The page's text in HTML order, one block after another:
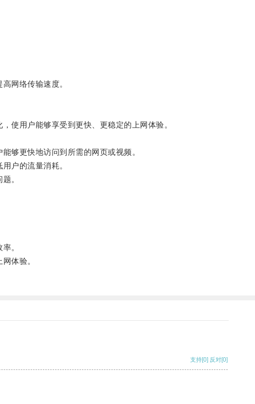
网络传输速度。
用户能够享受到更快、更稳定的上网体验。
够更快地访问到所需的网页或视频。
户的流量消耗。
。
。
体验。
支持[0] 反对[0]